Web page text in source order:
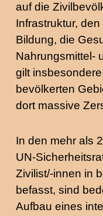
auf die
Infrastruktur,
Bildung, die
Nahrungsmittel-
gilt
bevölkerten
dort massive
In den mehr als
UN-
Zivilist/-innen in
befasst, sind
Aufbau eines